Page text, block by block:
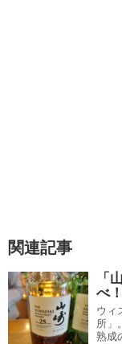
関連記事
「
べ
ウィ
所」
熟成